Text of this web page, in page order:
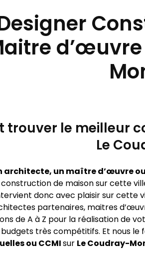
trouver le meilleur
Le
architecte, un maître d’œuvre
de maison sur cette
donc avec plaisir sur cette
partenaires, maitres
de A à Z pour la réalisation de
très compétitifs. Et nous
ou CCMIsur Le Coudray-